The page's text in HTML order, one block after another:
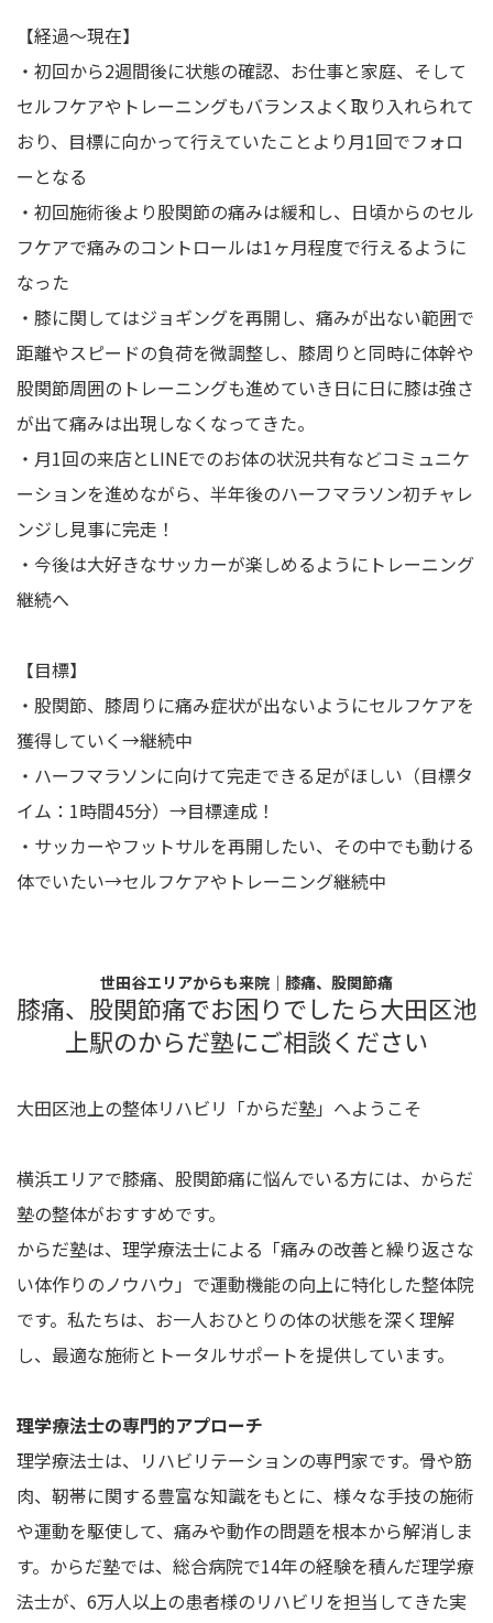
【経過〜現在】
・初回から2週間後に状態の確認、お仕事と家庭、そして
セルフケアやトレーニングもバランスよく取り入れられて
おり、目標に向かって行えていたことより月1回でフォロ
ーとなる
・初回施術後より股関節の痛みは緩和し、日頃からのセル
フケアで痛みのコントロールは1ヶ月程度で行えるように
なった
・膝に関してはジョギングを再開し、痛みが出ない範囲で
距離やスピードの負荷を微調整し、膝周りと同時に体幹や
股関節周囲のトレーニングも進めていき日に日に膝は強さ
が出て痛みは出現しなくなってきた。
・月1回の来店とLINEでのお体の状況共有などコミュニケ
ーションを進めながら、半年後のハーフマラソン初チャレ
ンジし見事に完走！
・今後は大好きなサッカーが楽しめるようにトレーニング
継続へ
【目標】
・股関節、膝周りに痛み症状が出ないようにセルフケアを
獲得していく→継続中
・ハーフマラソンに向けて完走できる足がほしい（目標タ
イム：1時間45分）→目標達成！
・サッカーやフットサルを再開したい、その中でも動ける
体でいたい→セルフケアやトレーニング継続中
世田谷エリアからも来院｜膝痛、股関節痛
膝痛、股関節痛でお困りでしたら大田区池
上駅のからだ塾にご相談ください
大田区池上の整体リハビリ「からだ塾」へようこそ
横浜エリアで膝痛、股関節痛に悩んでいる方には、からだ
塾の整体がおすすめです。
からだ塾は、理学療法士による「痛みの改善と繰り返さな
い体作りのノウハウ」で運動機能の向上に特化した整体院
です。私たちは、お一人おひとりの体の状態を深く理解
し、最適な施術とトータルサポートを提供しています。
理学療法士の専門的アプローチ
理学療法士は、リハビリテーションの専門家です。骨や筋
肉、靭帯に関する豊富な知識をもとに、様々な手技の施術
や運動を駆使して、痛みや動作の問題を根本から解消しま
す。からだ塾では、総合病院で14年の経験を積んだ理学療
法士が、6万人以上の患者様のリハビリを担当してきた実